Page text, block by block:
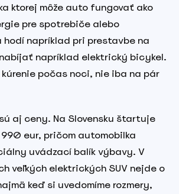
ktorej môže auto fungovať ako
pre spotrebiče alebo
hodí napríklad pri prestavbe na
napríklad elektrický bicykel.
počas noci, nie iba na pár
aj ceny. Na Slovensku štartuje
eur, pričom automobilka
uvádzací balík výbavy. V
veľkých elektrických SUV nejde o
keď si uvedomíme rozmery,